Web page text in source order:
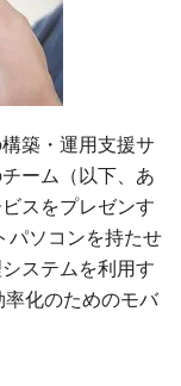
築・運用支援サ
ーム（以下、あ
スをプレゼンす
パソコンを持たせ
ステムを利用す
化のためのモバ